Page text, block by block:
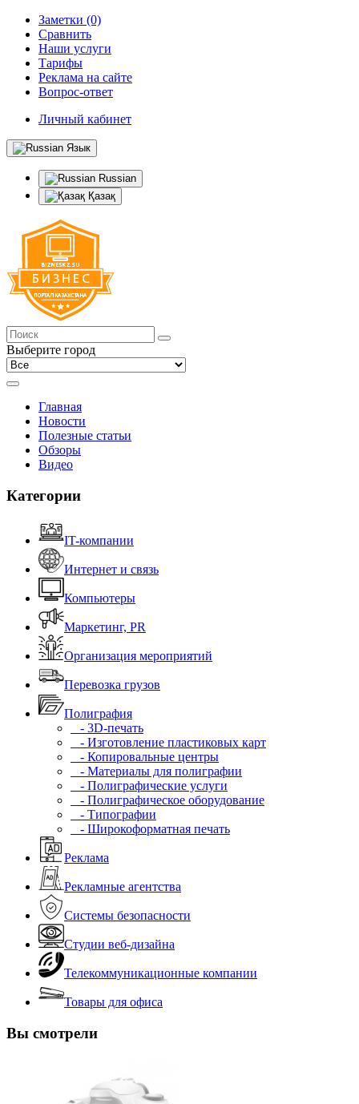
Заметки (0)
Сравнить
Наши услуги
Тарифы
Реклама на сайте
Вопрос-ответ
Личный кабинет
Язык
Russian
Қазақ
Выберите город
Главная
Новости
Полезные статьи
Обзоры
Видео
Категории
IT-компании
Интернет и связь
Компьютеры
Маркетинг, PR
Организация мероприятий
Перевозка грузов
Полиграфия
- 3D-печать
- Изготовление пластиковых карт
- Копировальные центры
- Материалы для полиграфии
- Полиграфические услуги
- Полиграфическое оборудование
- Типографии
- Широкоформатная печать
Реклама
Рекламные агентства
Системы безопасности
Студии веб-дизайна
Телекоммуникационные компании
Товары для офиса
Вы смотрели